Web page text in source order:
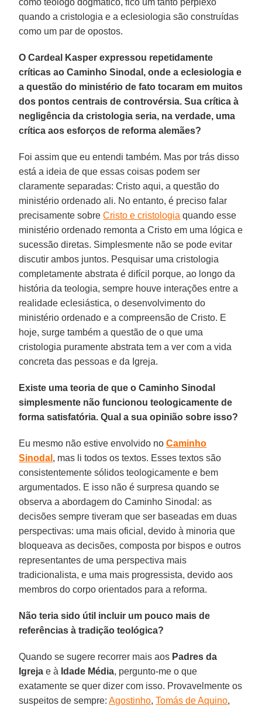
quando a cristologia e a eclesiologia são construídas
como um par de opostos.
O Cardeal Kasper expressou repetidamente
críticas ao Caminho Sinodal, onde a eclesiologia e
a questão do ministério de fato tocaram em muitos
dos pontos centrais de controvérsia. Sua crítica à
negligência da cristologia seria, na verdade, uma
crítica aos esforços de reforma alemães?
Foi assim que eu entendi também. Mas por trás disso
está a ideia de que essas coisas podem ser
claramente separadas: Cristo aqui, a questão do
ministério ordenado ali. No entanto, é preciso falar
precisamente sobreCristo e cristologia quando esse
ministério ordenado remonta a Cristo em uma lógica e
sucessão diretas. Simplesmente não se pode evitar
discutir ambos juntos. Pesquisar uma cristologia
completamente abstrata é difícil porque, ao longo da
história da teologia, sempre houve interações entre a
realidade eclesiástica, o desenvolvimento do
ministério ordenado e a compreensão de Cristo. E
hoje, surge também a questão de o que uma
cristologia puramente abstrata tem a ver com a vida
concreta das pessoas e da Igreja.
Existe uma teoria de que o Caminho Sinodal
simplesmente não funcionou teologicamente de
forma satisfatória. Qual a sua opinião sobre isso?
Eu mesmo não estive envolvido noCaminho
Sinodal , mas li todos os textos. Esses textos são
consistentemente sólidos teologicamente e bem
argumentados. E isso não é surpresa quando se
observa a abordagem do Caminho Sinodal: as
decisões sempre tiveram que ser baseadas em duas
perspectivas: uma mais oficial, devido à minoria que
bloqueava as decisões, composta por bispos e outros
representantes de uma perspectiva mais
tradicionalista, e uma mais progressista, devido aos
membros do corpo orientados para a reforma.
Não teria sido útil incluir um pouco mais de
referências à tradição teológica?
Quando se sugere recorrer mais aos Padres da
Igreja e à Idade Média, pergunto-me o que
exatamente se quer dizer com isso. Provavelmente os
suspeitos de sempre:Agostinho,Tomás de Aquino,